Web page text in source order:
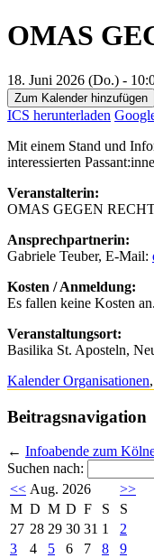
OMAS
18. Juni 2026 (Do.) -
Zum Kalender hinzufügen
ICS herunterladen
Mit einem Stand und
interessierten
Veranstalterin:
OMAS GEGEN
Ansprechpartnerin:
Gabriele Teuber, E-Mail:
Kosten / Anmeldung:
Es fallen keine Kosten
Veranstaltungsort:
Basilika St. Aposteln,
Kalender Organisationen,
Beitragsnavigation
← Infoabende zum
Suchen nach:
<< Aug. 2026
>>
M D M D F S
S
27 28 29 30 31 1
2
3
4 5 6 7 8
9